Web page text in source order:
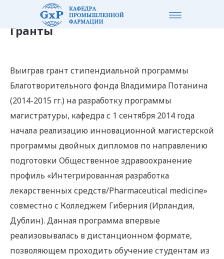
Гранты
Выиграв грант стипендиальной программы
Благотворительного фонда Владимира Потанина
(2014-2015 гг.) на разработку программы
магистратуры, кафедра с 1 сентября 2014 года
начала реализацию инновационной магистерской
программы двойных дипломов по направлению
подготовки Общественное здравоохранение
профиль «Интегрированная разработка
лекарственных средств/Pharmaceutical medicine»
совместно с Колледжем Гиберния (Ирландия,
Дублин). Данная программа впервые
реализовывалась в дистанционном формате,
позволяющем проходить обучение студентам из